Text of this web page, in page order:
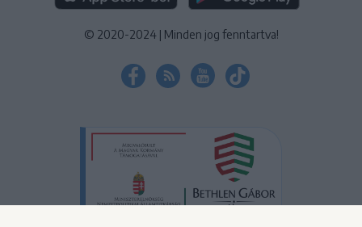
© 2020-2024 | Minden jog fenntartva!